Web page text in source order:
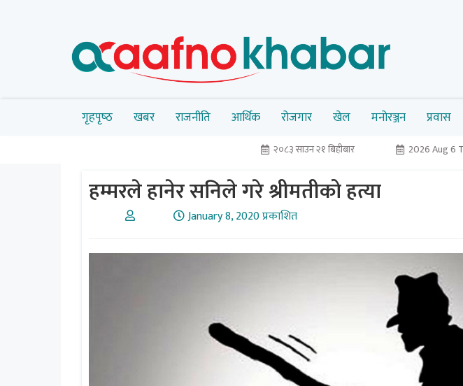
गृहपृष्‍ठ खबर राजनीति आर्थिक रोजगार खेल मनोरञ्जन प्रवास
२०८३ साउन २१ बिहीबार 2026 Aug 6
हम्मरले हानेर सनिले गरे श्रीमतीको हत्या
January 8, 2020 प्रकाशित